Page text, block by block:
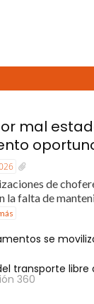
mal
de
la falta de
se
transporte
360